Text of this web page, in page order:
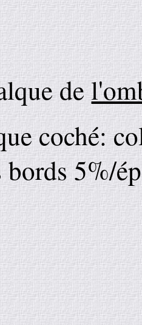
de
coché:
bords 5%/